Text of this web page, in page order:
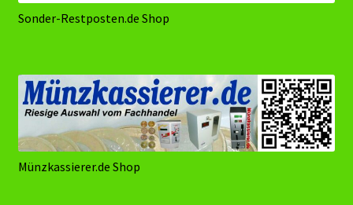
Sonder-Restposten.de Shop
Münzkassierer.de Shop